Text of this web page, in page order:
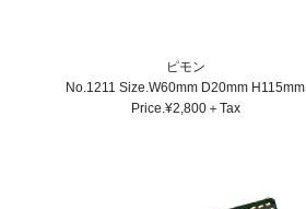
ピモン
No.1211 Size.W60mm D20mm H115mm
Price.¥2,800＋Tax